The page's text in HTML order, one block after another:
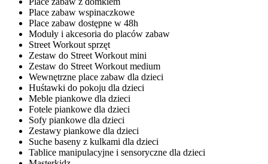
Place zabaw wspinaczkowe
Place zabaw dostępne w 48h
Moduły i akcesoria do placów zabaw
Street Workout sprzęt
Zestaw do Street Workout mini
Zestaw do Street Workout medium
Wewnętrzne place zabaw dla dzieci
Huśtawki do pokoju dla dzieci
Meble piankowe dla dzieci
Fotele piankowe dla dzieci
Sofy piankowe dla dzieci
Zestawy piankowe dla dzieci
Suche baseny z kulkami dla dzieci
Tablice manipulacyjne i sensoryczne dla dzieci